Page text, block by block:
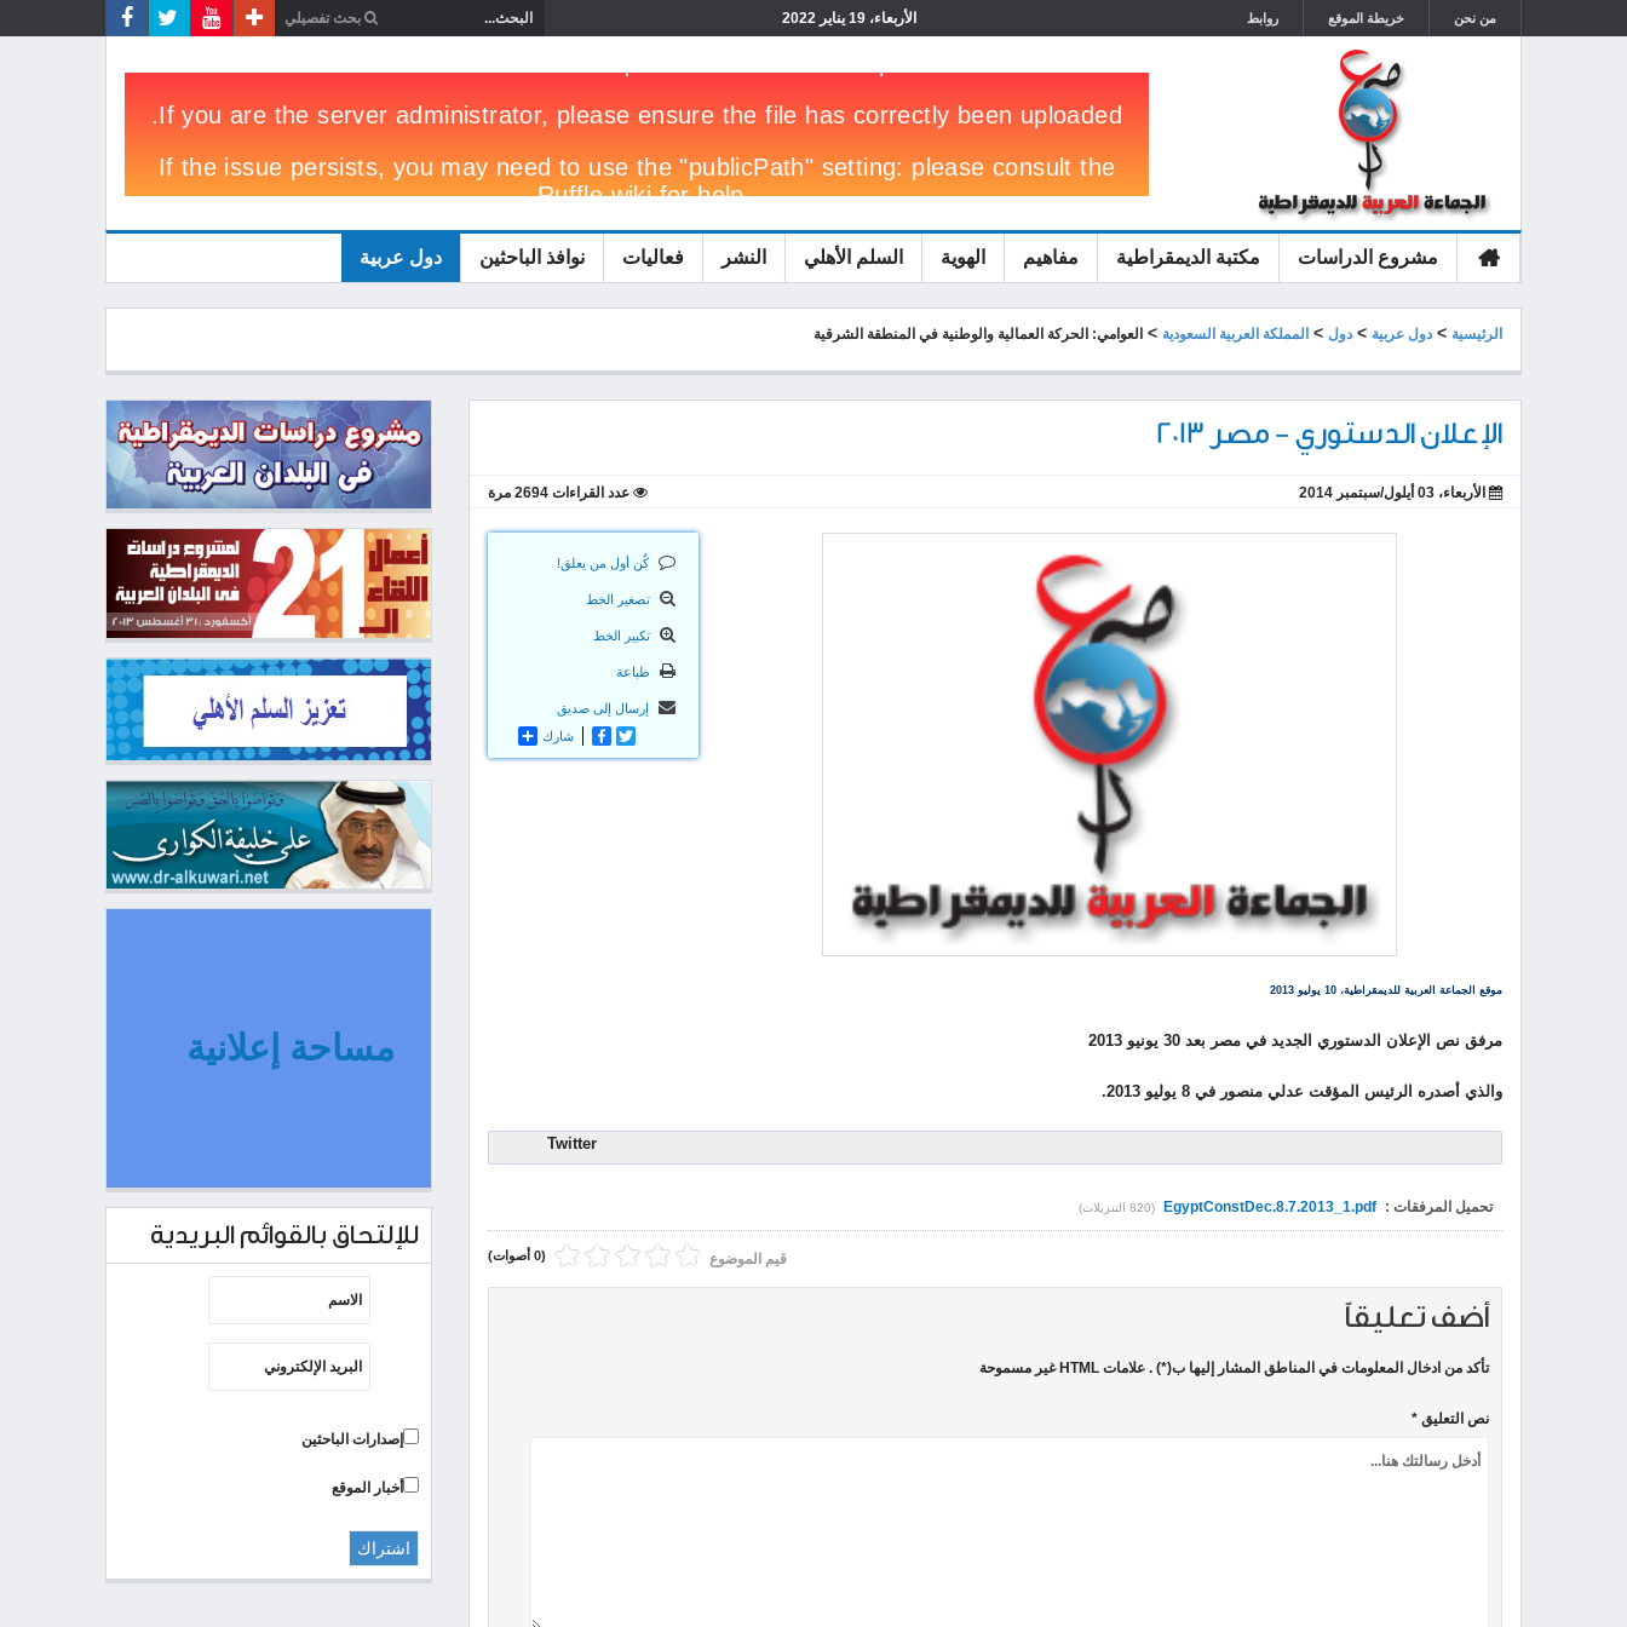
من نحن خريطة الموقع روابط الأربعاء، 19 يناير 2022
الرئيسية
مشروع الدراسات مكتبة الديمقراطية مفاهيم الهوية السلم الأهلي النشر فعاليات نوافذ الباحثين دول عربية
الرئيسية > دول عربية > دول > المملكة العربية السعودية > العوامي: الحركة العمالية والوطنية في المنطقة الشرقية
الإعلان الدستوري - مصر 2013
الأربعاء، 03 أيلول/سبتمبر 2014 عدد القراءات 2694 مرة
كٌن أول من يعلق!
تصغير الخط
تكبير الخط
طباعة
إرسال إلى صديق
شاركFacebookTwitter
موقع الجماعة العربية للديمقراطية، 10 يوليو 2013
مرفق نص الإعلان الدستوري الجديد في مصر بعد 30 يونيو 2013
والذي أصدره الرئيس المؤقت عدلي منصور في 8 يوليو 2013.
Twitter
تحميل المرفقات : EgyptConstDec.8.7.2013_1.pdf (820 التنزيلات)
قيم الموضوع (0 أصوات)
أضف تعليقاً
تأكد من ادخال المعلومات في المناطق المشار إليها ب(*) . علامات HTML غير مسموحة
نص التعليق *
مساحة إعلانية
للإلتحاق بالقوائم البريدية
إصدارات الباحثين
أخبار الموقع